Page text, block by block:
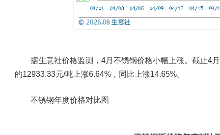
据生意社价格监测，4月不锈钢价格小幅上涨。截止4月
的12933.33元/吨上涨6.64%，同比上涨14.65%。
不锈钢年度价格对比图